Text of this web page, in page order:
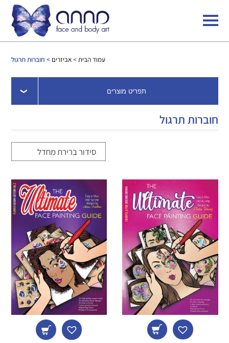
עמוד הבית>אביזרים > חוברות תרגול
תפריט מוצרים
חוברות תרגול